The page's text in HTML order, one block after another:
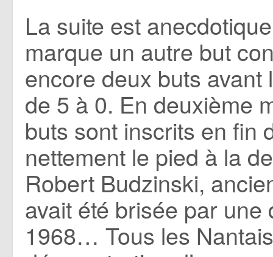
La suite est
marque un autre but
encore deux buts
de 5 à 0. En deuxième
buts sont inscrits en fin
nettement le pied à la
Robert Budzinski,
avait été brisée par
1968… Tous les